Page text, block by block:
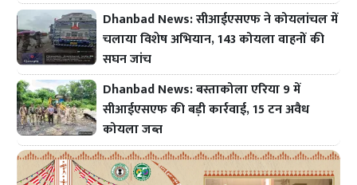
Dhanbad News: सीआईएसएफ ने कोयलांचल में
चलाया विशेष अभियान, 143 कोयला वाहनों की
सघन जांच
Dhanbad News: बस्ताकोला एरिया 9 में
सीआईएसएफ की बड़ी कार्रवाई, 15 टन अवैध
कोयला जब्त